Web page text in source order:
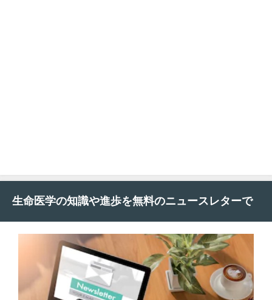
生命医学の知識や進歩を無料のニュースレターで